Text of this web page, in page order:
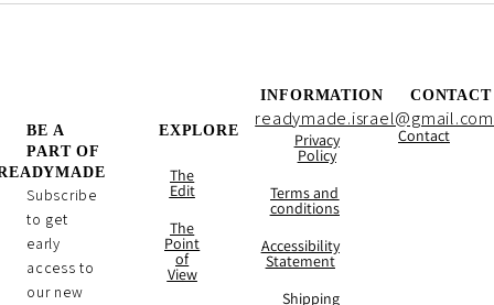
CONTACT
readymade.israel@gmail.com
Contact
INFORMATION
Privacy
Policy
Terms and
conditions
Accessibility
Statement
Shipping
EXPLORE
The
Edit
The
Point
of
View
BE A
PART OF
Subscribe
to get
early
access to
our new